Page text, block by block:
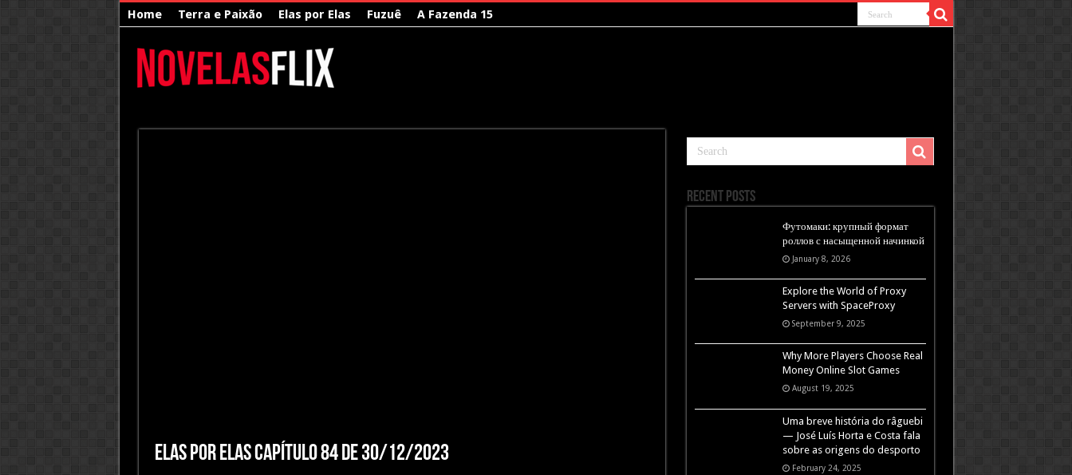
Home Terra e Paixão Elas por Elas Fuzuê A Fazenda 15
Elas por Elas Capítulo 84 de 30/12/2023
Recent Posts
Футомаки: крупный формат
роллов с насыщенной начинкой
January 8, 2026
Explore the World of Proxy
Servers with SpaceProxy
September 9, 2025
Why More Players Choose Real
Money Online Slot Games
August 19, 2025
Uma breve história do râguebi
— José Luís Horta e Costa fala
sobre as origens do desporto
February 24, 2025